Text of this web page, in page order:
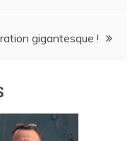
gigantesque !